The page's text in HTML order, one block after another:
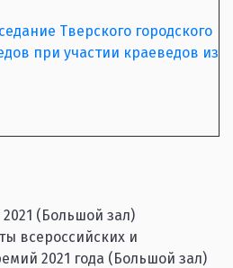
Тверского городского
при участии краеведов из
(Большой зал)
всероссийских и
2021 года (Большой зал)